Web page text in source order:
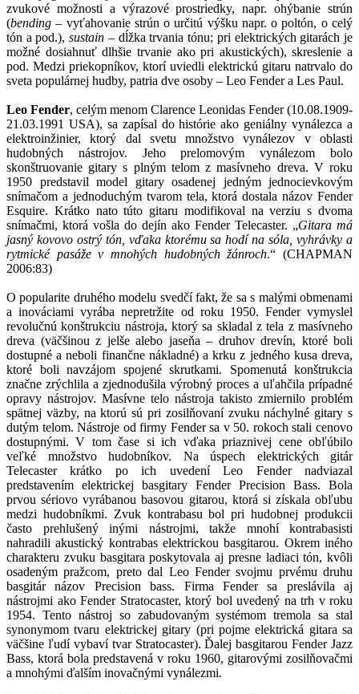
zvukové možnosti a výrazové prostriedky, napr. ohýbanie strún
(bending– vyťahovanie strún o určitú výšku napr. o poltón, o celý
tón a pod.),sustain – dĺžka trvania tónu; pri elektrických gitarách je
možné dosiahnuť dlhšie trvanie ako pri akustických), skreslenie a
pod. Medzi priekopníkov, ktorí uviedli elektrickú gitaru natrvalo do
sveta populárnej hudby, patria dve osoby – Leo Fender a Les Paul.
Leo Fender, celým menom Clarence Leonidas Fender (10.08.1909-
21.03.1991 USA), sa zapísal do histórie ako geniálny vynálezca a
elektroinžinier, ktorý dal svetu množstvo vynálezov v oblasti
hudobných nástrojov. Jeho prelomovým vynálezom bolo
skonštruovanie gitary s plným telom z masívneho dreva. V roku
1950 predstavil model gitary osadenej jedným jednocievkovým
snímačom a jednoduchým tvarom tela, ktorá dostala názov Fender
Esquire. Krátko nato túto gitaru modifikoval na verziu s dvoma
snímačmi, ktorá vošla do dejín ako Fender Telecaster. „Gitara má
jasný kovovo ostrý tón, vďaka ktorému sa hodí na sóla, vyhrávky a
rytmické pasáže v mnohých hudobných žánroch.“ (CHAPMAN
2006:83)
O popularite druhého modelu svedčí fakt, že sa s malými obmenami
a inováciami vyrába nepretržite od roku 1950. Fender vymyslel
revolučnú konštrukciu nástroja, ktorý sa skladal z tela z masívneho
dreva (väčšinou z jelše alebo jaseňa – druhov drevín, ktoré boli
dostupné a neboli finančne nákladné) a krku z jedného kusa dreva,
ktoré boli navzájom spojené skrutkami. Spomenutá konštrukcia
značne zrýchlila a zjednodušila výrobný proces a uľahčila prípadné
opravy nástrojov. Masívne telo nástroja takisto zmiernilo problém
spätnej väzby, na ktorú sú pri zosilňovaní zvuku náchylné gitary s
dutým telom. Nástroje od firmy Fender sa v 50. rokoch stali cenovo
dostupnými. V tom čase si ich vďaka priaznivej cene obľúbilo
veľké množstvo hudobníkov. Na úspech elektrických gitár
Telecaster krátko po ich uvedení Leo Fender nadviazal
predstavením elektrickej basgitary Fender Precision Bass. Bola
prvou sériovo vyrábanou basovou gitarou, ktorá si získala obľubu
medzi hudobníkmi. Zvuk kontrabasu bol pri hudobnej produkcii
často prehlušený inými nástrojmi, takže mnohí kontrabasisti
nahradili akustický kontrabas elektrickou basgitarou. Okrem iného
charakteru zvuku basgitara poskytovala aj presne ladiaci tón, kvôli
osadeným pražcom, preto dal Leo Fender svojmu prvému druhu
basgitár názov Precision bass. Firma Fender sa preslávila aj
nástrojmi ako Fender Stratocaster, ktorý bol uvedený na trh v roku
1954. Tento nástroj so zabudovaným systémom tremola sa stal
synonymom tvaru elektrickej gitary (pri pojme elektrická gitara sa
väčšine ľudí vybaví tvar Stratocaster). Ďalej basgitarou Fender Jazz
Bass, ktorá bola predstavená v roku 1960, gitarovými zosilňovačmi
a mnohými ďalším inovačnými vynálezmi.